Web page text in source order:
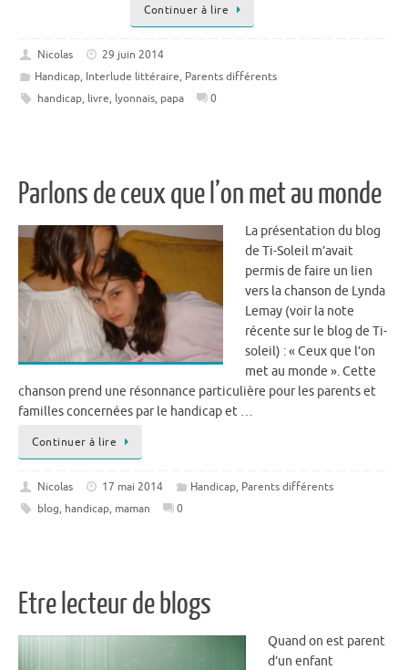
Continuer à lire
Nicolas
29 juin 2014
Handicap, Interlude littéraire, Parents différents
handicap, livre, lyonnais, papa 0
Parlons de ceux que l’on met au monde
La présentation du blog
de Ti-Soleil m’avait
permis de faire un lien
vers la chanson de Lynda
Lemay (voir la note
récente sur le blog de Ti-
soleil) : « Ceux que l’on
met au monde ». Cette
chanson prend une résonnance particulière pour les parents et
familles concernées par le handicap et …
Continuer à lire
Nicolas 17 mai 2014 Handicap, Parents différents
blog, handicap, maman 0
Etre lecteur de blogs
Quand on est parent
d’un enfant